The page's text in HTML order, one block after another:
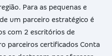
Para as pequenas e
um parceiro estratégico é
com 2 escritórios de
parceiros certificados Conta